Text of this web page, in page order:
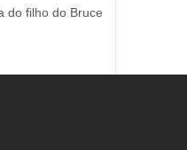
do filho do Bruce